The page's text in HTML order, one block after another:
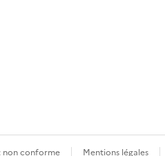
non conforme Mentions légales